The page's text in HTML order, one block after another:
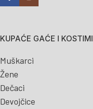
KUPAĆE GAĆE I KOSTIMI
Muškarci
Žene
Dečaci
Devojčice